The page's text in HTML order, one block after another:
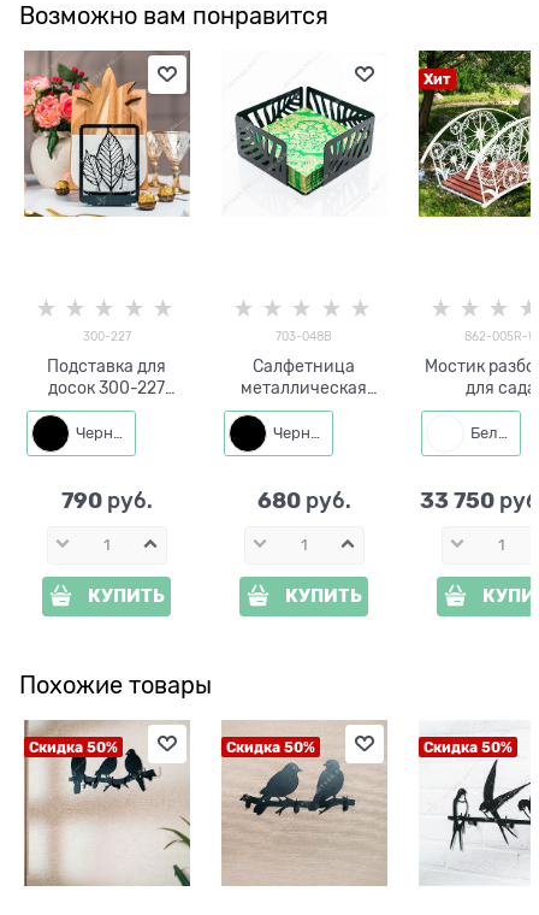
Возможно вам понравится
300-227
Подставка для
досок 300-227
Листья
Черный
790 руб.
КУПИТЬ
703-048B
Салфетница
металлическая
703-048
настольная Листья
Черный
680 руб.
КУПИТЬ
Хит
862-005R-W
Мостик
для сада
Одуванчики
005R металл
Белый
33 750
Похожие товары
Скидка 50% Скидка 50% Скидка 50%